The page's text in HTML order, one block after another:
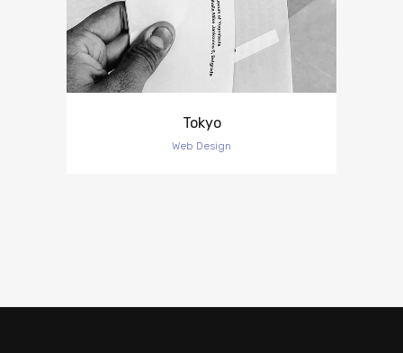
Tokyo
Web Design